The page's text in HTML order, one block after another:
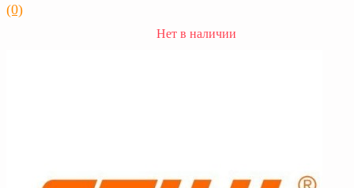
(0)
Нет в наличии